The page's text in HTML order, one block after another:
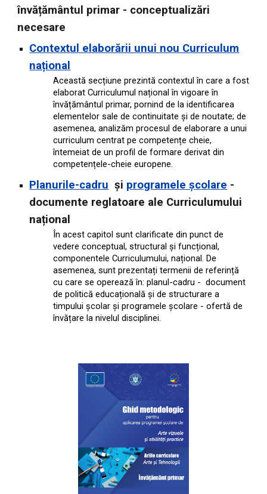
învățământul primar - conceptualizări
necesare
Contextul elaborării unui nou Curriculum
național
Această secțiune prezintă contextul în care a fost
elaborat Curriculumul național în vigoare în
învățământul primar, pornind de la identificarea
elementelor sale de continuitate și de noutate; de
asemenea, analizăm procesul de elaborare a unui
curriculum centrat pe competențe cheie,
întemeiat de un profil de formare derivat din
competențele-cheie europene.
Planurile-cadru și programele școlare -
documente reglatoare ale Curriculumului
național
În acest capitol sunt clarificate din punct de
vedere conceptual, structural și funcțional,
componentele Curriculumului, național. De
asemenea, sunt prezentați termenii de referință
cu care se operează în: planul-cadru - document
de politică educațională și de structurare a
timpului școlar și programele școlare - ofertă de
învățare la nivelul disciplinei.